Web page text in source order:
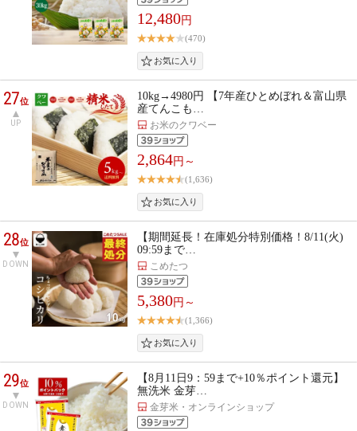
12,480円
(470)
27位
UP
10kg→4980円 【7年産ひとめぼれ＆富山県
産てんこも…
お米のクワベー
2,864円～
(1,636)
28位
DOWN
【期間延長！在庫処分特別価格！8/11(火)
09:59まで…
こめたつ
5,380円～
(1,366)
29位
DOWN
【8月11日9：59まで+10％ポイント還元】
無洗米 金芽…
金芽米・オンラインショップ